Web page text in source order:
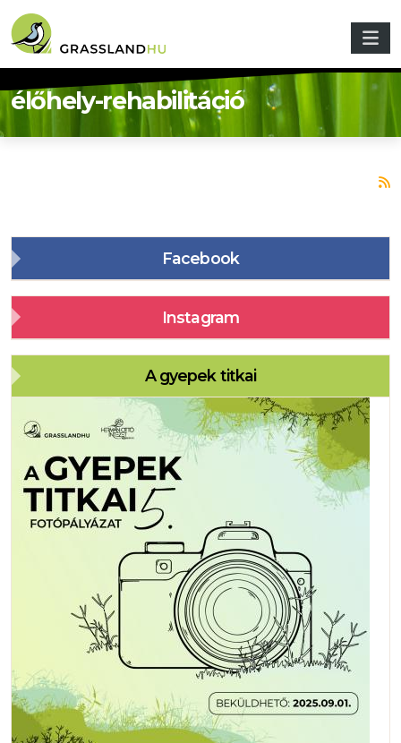
élőhely-rehabilitáció
Facebook
Instagram
A gyepek titkai